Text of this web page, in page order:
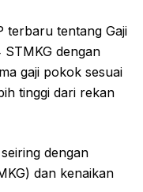
terbaru tentang Gaji
dengan
gaji pokok sesuai
tinggi dari rekan
dengan
dan kenaikan